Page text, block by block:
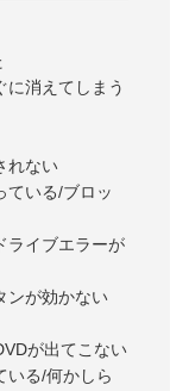
に消えてしまう
れない
ている/ブロッ
ライブエラーが
ンが効かない
が出てこない
いる/何かしら